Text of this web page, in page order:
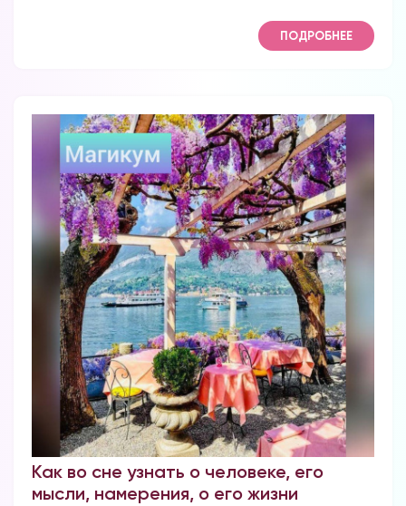
ПОДРОБНЕЕ
Как во сне узнать о человеке, его
мысли, намерения, о его жизни